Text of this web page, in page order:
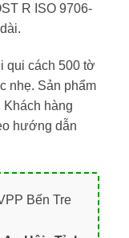
R ISO 9706-
qui cách 500 tờ
nhẹ. Sản phẩm
hàng
hướng dẫn
Bến Tre